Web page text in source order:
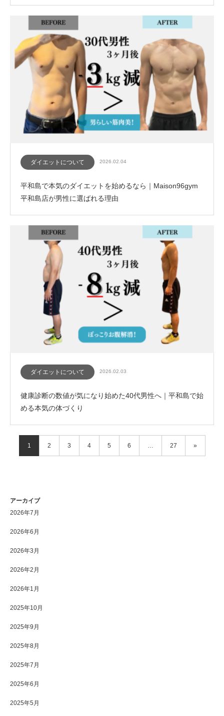
ダイエットについて 2026.02.04
平和島で本気のダイエットを始めるなら｜Maison96gym
平和島店が男性に選ばれる理由
ダイエットについて 2026.02.03
健康診断の数値が気になり始めた40代男性へ｜平和島で始
める本気の体づくり
1 2 3 4 5 6 … 27 »
アーカイブ
2026年7月
2026年6月
2026年3月
2026年2月
2026年1月
2025年10月
2025年9月
2025年8月
2025年7月
2025年6月
2025年5月